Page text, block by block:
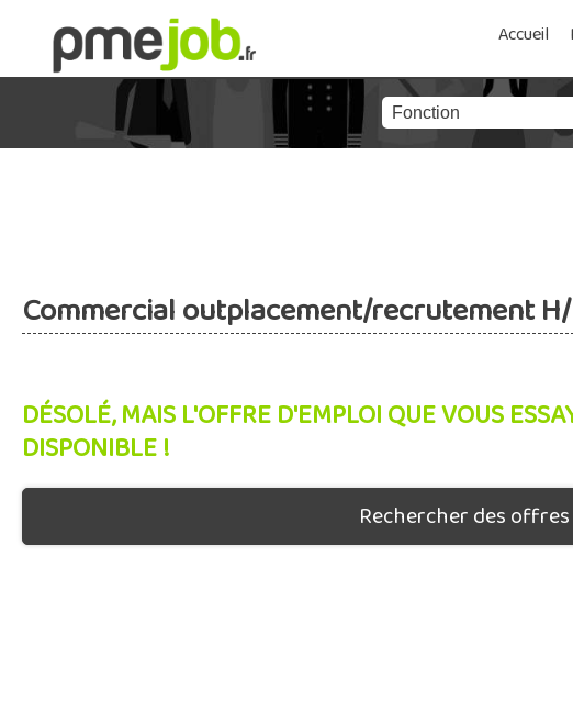
Accueil
Commercial outplacement/recrutement
DÉSOLÉ, MAIS L'OFFRE D'EMPLOI QUE VOUS
DISPONIBLE !
Rechercher des